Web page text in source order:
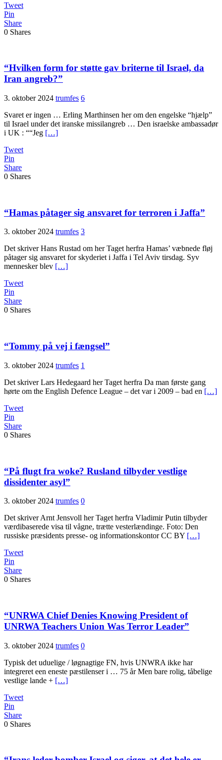
Tweet
Pin
Share
0 Shares
“Hvilken form for støtte gav briterne til Israel, da
Iran angreb?”
3. oktober 2024 trumfes 6
Svaret er ingen … Erling Marthinsen her om den engelske “hjælp”
til Israel under det iranske missilangreb … Den israelske ambassadør
i UK : ““Jeg […]
Tweet
Pin
Share
0 Shares
“Hamas påtager sig ansvaret for terroren i Jaffa”
3. oktober 2024 trumfes 3
Det skriver Hans Rustad om her Taget herfra Hamas’ væbnede fløj
påtager sig ansvaret for skyderiet i Jaffa i Tel Aviv tirsdag. Syv
mennesker blev […]
Tweet
Pin
Share
0 Shares
“Tommy på vej i fængsel”
3. oktober 2024 trumfes 1
Det skriver Lars Hedegaard her Taget herfra Da man første gang
hørte om the English Defence League – det var i 2009 – bad en […]
Tweet
Pin
Share
0 Shares
“På flugt fra woke? Rusland tilbyder vestlige
dissidenter asyl”
3. oktober 2024 trumfes 0
Det skriver Arnt Jensvoll her Taget herfra Vladimir Putin tilbyder
værdibaserede visa til vågne, trætte vesterlændinge. Foto: Den
russiske præsidents presse- og informationskontor CC BY […]
Tweet
Pin
Share
0 Shares
“UNRWA Chief Denies Knowing President of
UNRWA Teachers Union Was Terror Leader”
3. oktober 2024 trumfes 0
Typisk det uduelige / løgnagtige FN, hvis UNWRA ikke har
integreret een eneste pæstilenser i … 75 år Men bare rolig, tåbelige
vestlige lande + […]
Tweet
Pin
Share
0 Shares